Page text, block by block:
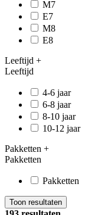
M7
E7
M8
E8
Leeftijd +
Leeftijd
4-6 jaar
6-8 jaar
8-10 jaar
10-12 jaar
Pakketten +
Pakketten
Pakketten
Toon resultaten